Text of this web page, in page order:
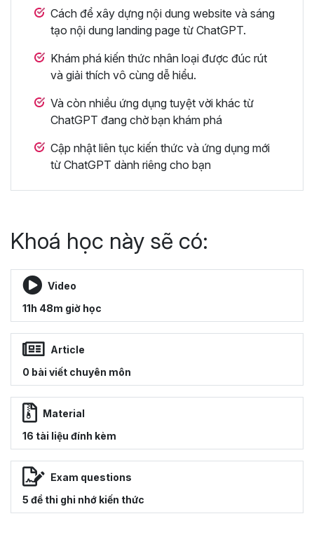
Cách để xây dựng nội dung website và sáng
tạo nội dung landing page từ ChatGPT.
Khám phá kiến thức nhân loại được đúc rút
và giải thích vô cùng dễ hiểu.
Và còn nhiều ứng dụng tuyệt vời khác từ
ChatGPT đang chờ bạn khám phá
Cập nhật liên tục kiến thức và ứng dụng mới
từ ChatGPT dành riêng cho bạn
Khoá học này sẽ có:
Video
11h 48m giờ học
Article
0 bài viết chuyên môn
Material
16 tài liệu đính kèm
Exam questions
5 đề thi ghi nhớ kiến thức